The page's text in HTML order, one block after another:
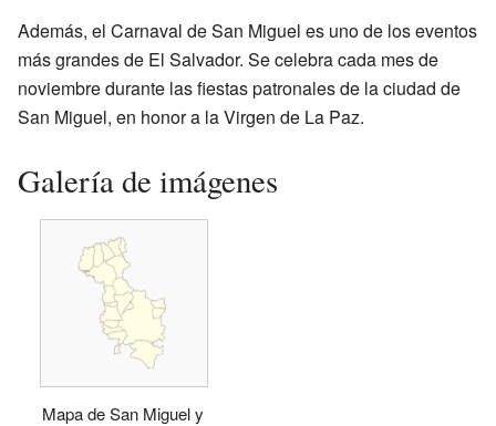
Además, el Carnaval de San Miguel es uno de los eventos
más grandes de El Salvador. Se celebra cada mes de
noviembre durante las fiestas patronales de la ciudad de
San Miguel, en honor a la Virgen de La Paz.
Galería de imágenes
Mapa de San Miguel y